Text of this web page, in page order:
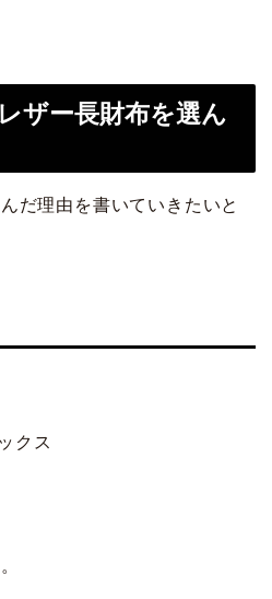
ザー長財布を選ん
だ理由を書いていきたいと
クス